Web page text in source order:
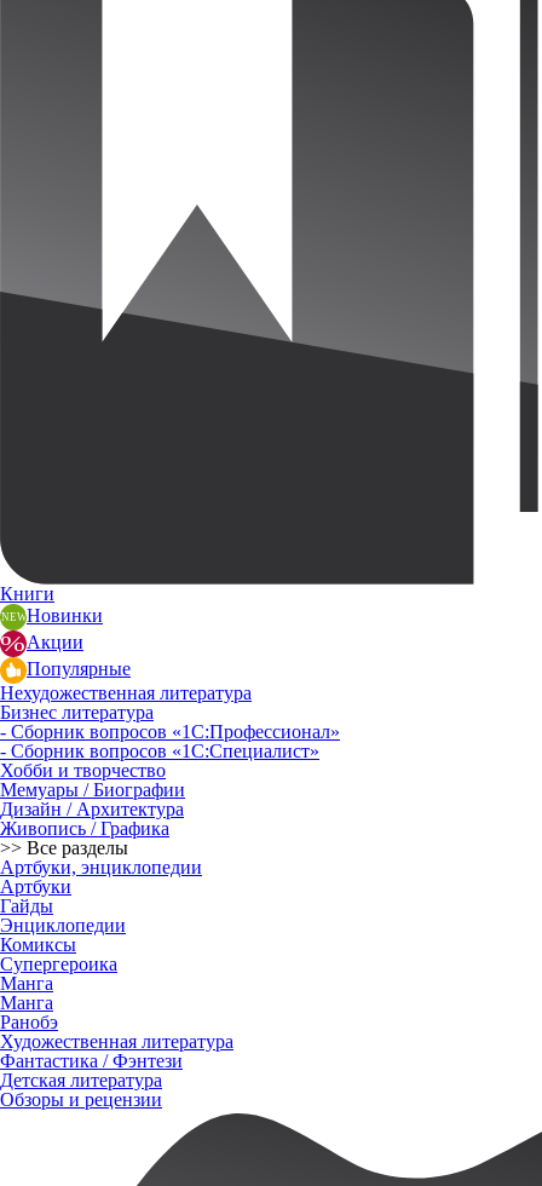
Книги
Новинки
Акции
Популярные
Нехудожественная литература
Бизнес литература
- Сборник вопросов «1С:Профессионал»
- Сборник вопросов «1С:Специалист»
Хобби и творчество
Мемуары / Биографии
Дизайн / Архитектура
Живопись / Графика
>> Все разделы
Артбуки, энциклопедии
Артбуки
Гайды
Энциклопедии
Комиксы
Супергероика
Манга
Манга
Ранобэ
Художественная литература
Фантастика / Фэнтези
Детская литература
Обзоры и рецензии